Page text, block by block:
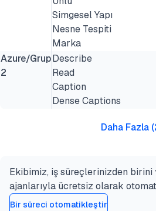
Simgesel Yapı
Nesne Tespiti
Marka
Azure/Grup
2
Describe
Read
Caption
Dense Captions
Daha Fazla(
Ekibimiz, iş süreçlerinizden birini
ajanlarıyla ücretsiz olarak
Bir süreci otomatikleştir